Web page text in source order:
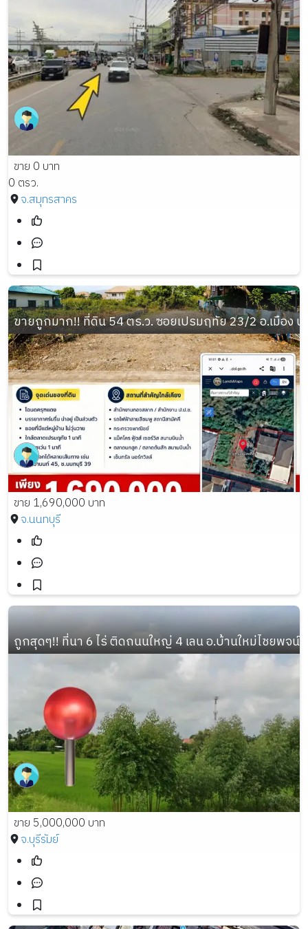
ขาย 0 บาท
0 ตรว.
จ.สมุทรสาคร
ขายถูกมาก!! ที่ดิน 54 ตร.ว. ซอยเปรมฤทัย 23/2 อ.เมือง
ขาย 1,690,000 บาท
จ.นนทบุรี
ถูกสุดๆ!! ที่นา 6 ไร่ ติดถนนใหญ่ 4 เลน อ.บ้านใหม่ไชยพจน์
ขาย 5,000,000 บาท
จ.บุรีรัมย์